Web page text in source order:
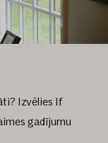
Izvēlies If
gadījumu